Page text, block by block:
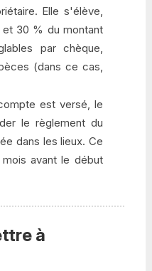
Elle s'élève,
30 % du montant
par chèque,
(dans ce cas,
est versé, le
le règlement du
dans les lieux. Ce
avant le début
à